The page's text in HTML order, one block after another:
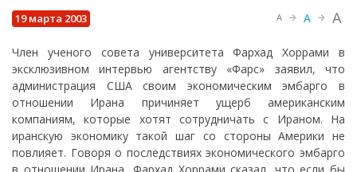
19 марта 2003 A A A
Член ученого совета университета Фархад Хоррами в
эксклюзивном интервью агентству «Фарс» заявил, что
администрация США своим экономическим эмбарго в
отношении Ирана причиняет ущерб американским
компаниям, которые хотят сотрудничать с Ираном. На
иранскую экономику такой шаг со стороны Америки не
повлияет. Говоря о последствиях экономического эмбарго
в отношении Ирана, Фархад Хоррами сказал, что если бы